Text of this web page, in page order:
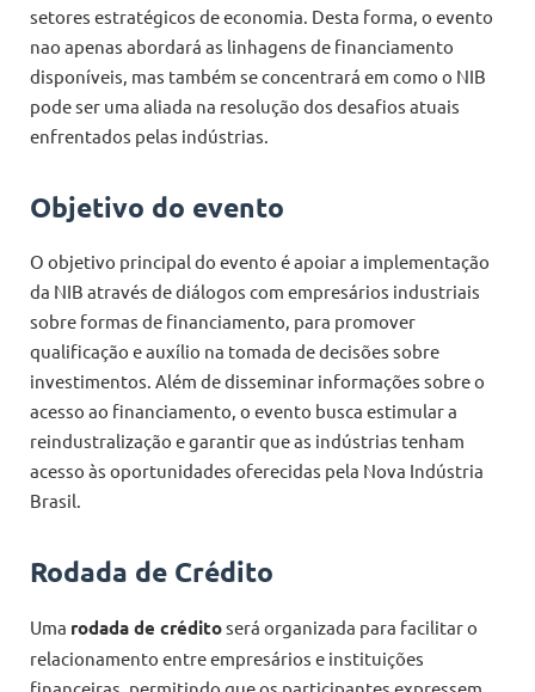
setores estratégicos de economia. Desta forma, o evento
nao apenas abordará as linhagens de financiamento
disponíveis, mas também se concentrará em como o NIB
pode ser uma aliada na resolução dos desafios atuais
enfrentados pelas indústrias.
Objetivo do evento
O objetivo principal do evento é apoiar a implementação
da NIB através de diálogos com empresários industriais
sobre formas de financiamento, para promover
qualificação e auxílio na tomada de decisões sobre
investimentos. Além de disseminar informações sobre o
acesso ao financiamento, o evento busca estimular a
reindustralização e garantir que as indústrias tenham
acesso às oportunidades oferecidas pela Nova Indústria
Brasil.
Rodada de Crédito
Uma rodada de créditoserá organizada para facilitar o
relacionamento entre empresários e instituições
financeiras, permitindo que os participantes expressem